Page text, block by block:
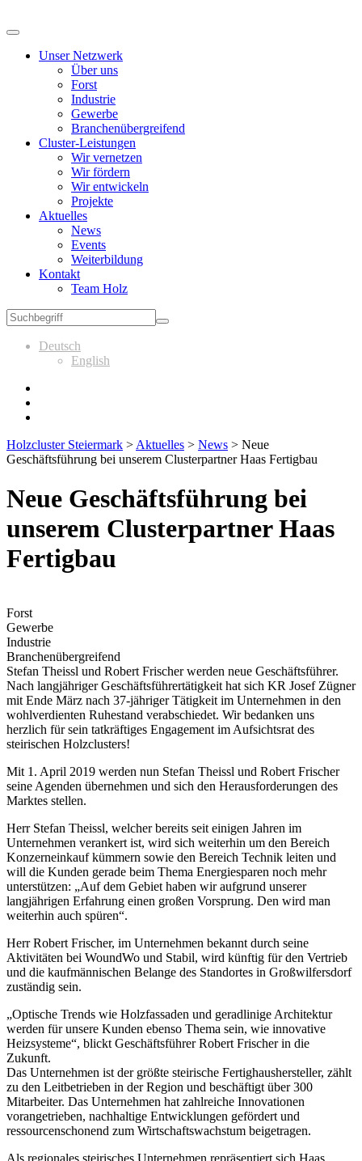
Unser Netzwerk
Über uns
Forst
Industrie
Gewerbe
Branchenübergreifend
Cluster-Leistungen
Wir vernetzen
Wir fördern
Wir entwickeln
Projekte
Aktuelles
News
Events
Weiterbildung
Kontakt
Team Holz
Deutsch
English
Holzcluster Steiermark > Aktuelles > News > Neue
Geschäftsführung bei unserem Clusterpartner Haas Fertigbau
Neue Geschäftsführung bei
unserem Clusterpartner Haas
Fertigbau
Forst
Gewerbe
Industrie
Branchenübergreifend
Stefan Theissl und Robert Frischer werden neue Geschäftsführer.
Nach langjähriger Geschäftsführertätigkeit hat sich KR Josef Zügner
mit Ende März nach 37-jähriger Tätigkeit im Unternehmen in den
wohlverdienten Ruhestand verabschiedet. Wir bedanken uns
herzlich für sein tatkräftiges Engagement im Aufsichtsrat des
steirischen Holzclusters!
Mit 1. April 2019 werden nun Stefan Theissl und Robert Frischer
seine Agenden übernehmen und sich den Herausforderungen des
Marktes stellen.
Herr Stefan Theissl, welcher bereits seit einigen Jahren im
Unternehmen verankert ist, wird sich weiterhin um den Bereich
Konzerneinkauf kümmern sowie den Bereich Technik leiten und
will die Kunden gerade beim Thema Energiesparen noch mehr
unterstützen: „Auf dem Gebiet haben wir aufgrund unserer
langjährigen Erfahrung einen großen Vorsprung. Den wird man
weiterhin auch spüren“.
Herr Robert Frischer, im Unternehmen bekannt durch seine
Aktivitäten bei WoundWo und Stabil, wird künftig für den Vertrieb
und die kaufmännischen Belange des Standortes in Großwilfersdorf
zuständig sein.
„Optische Trends wie Holzfassaden und geradlinige Architektur
werden für unsere Kunden ebenso Thema sein, wie innovative
Heizsysteme“, blickt Geschäftsführer Robert Frischer in die
Zukunft.
Das Unternehmen ist der größte steirische Fertighaushersteller, zählt
zu den Leitbetrieben in der Region und beschäftigt über 300
Mitarbeiter. Das Unternehmen hat zahlreiche Innovationen
vorangetrieben, nachhaltige Entwicklungen gefördert und
ressourcenschonend zum Wirtschaftswachstum beigetragen.
Als regionales steirisches Unternehmen repräsentiert sich Haas